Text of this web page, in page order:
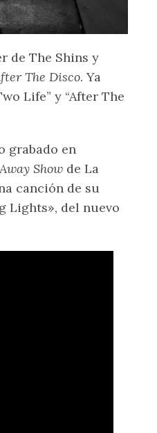
de The Shins y
The Disco. Ya
Life” y “After The
grabado en
Show de La
canción de su
Lights», del nuevo